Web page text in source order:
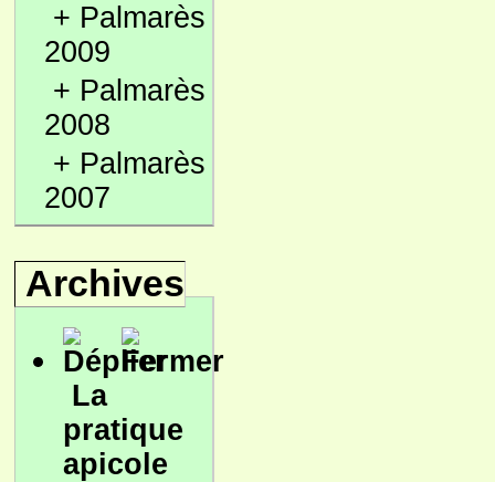
+ Palmarès
2009
+ Palmarès
2008
+ Palmarès
2007
Archives
La
pratique
apicole